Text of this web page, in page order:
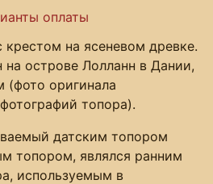
оплаты
на ясеневом древке.
на острове Лолланн в Дании,
(фото оригинала
топора).
датским топором
топором, являлся ранним
используемым в